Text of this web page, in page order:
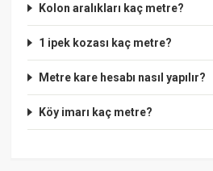
Kolon aralıkları kaç metre?
1 ipek kozası kaç metre?
Metre kare hesabı nasıl yapılır?
Köy imarı kaç metre?